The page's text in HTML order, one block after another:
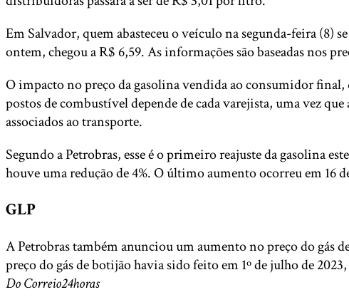
Em Salvador, quem abasteceu o veículo na segunda-feira (8)
ontem, chegou a R$ 6,59. As informações são baseadas nos
O impacto no preço da gasolina vendida ao consumidor
postos de combustível depende de cada varejista, uma vez
associados ao transporte.
Segundo a Petrobras, esse é o primeiro reajuste da gasolina
houve uma redução de 4%. O último aumento ocorreu em 16
GLP
A Petrobras também anunciou um aumento no preço do gás
preço do gás de botijão havia sido feito em 1º de julho de
Do Correio24horas